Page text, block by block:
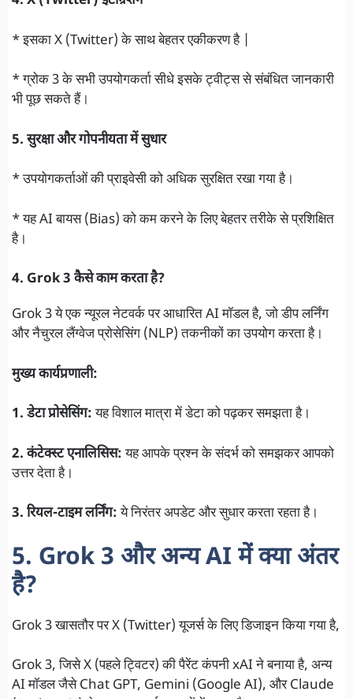
* इसका X (Twitter) के साथ बेहतर एकीकरण है |
* ग्रोक 3 के सभी उपयोगकर्ता सीधे इसके ट्वीट्स से संबंधित जानकारी
भी पूछ सकते हैं।
5. सुरक्षा और गोपनीयता में सुधार
* उपयोगकर्ताओं की प्राइवेसी को अधिक सुरक्षित रखा गया है।
* यह AI बायस (Bias) को कम करने के लिए बेहतर तरीके से प्रशिक्षित
है।
4. Grok 3 कैसे काम करता है?
Grok 3 ये एक न्यूरल नेटवर्क पर आधारित AI मॉडल है, जो डीप लर्निंग
और नैचुरल लैंग्वेज प्रोसेसिंग (NLP) तकनीकों का उपयोग करता है।
मुख्य कार्यप्रणाली:
1. डेटा प्रोसेसिंग:यह विशाल मात्रा में डेटा को पढ़कर समझता है।
2. कंटेक्स्ट एनालिसिस:यह आपके प्रश्न के संदर्भ को समझकर आपको
उत्तर देता है।
3. रियल-टाइम लर्निंग:ये निरंतर अपडेट और सुधार करता रहता है।
5. Grok 3 और अन्य AI में क्या अंतर
है?
Grok 3 खासतौर पर X (Twitter) यूजर्स के लिए डिजाइन किया गया है,
Grok 3, जिसे X (पहले ट्विटर) की पैरेंट कंपनी xAI ने बनाया है, अन्य
AI मॉडल जैसे Chat GPT, Gemini (Google AI), और Claude